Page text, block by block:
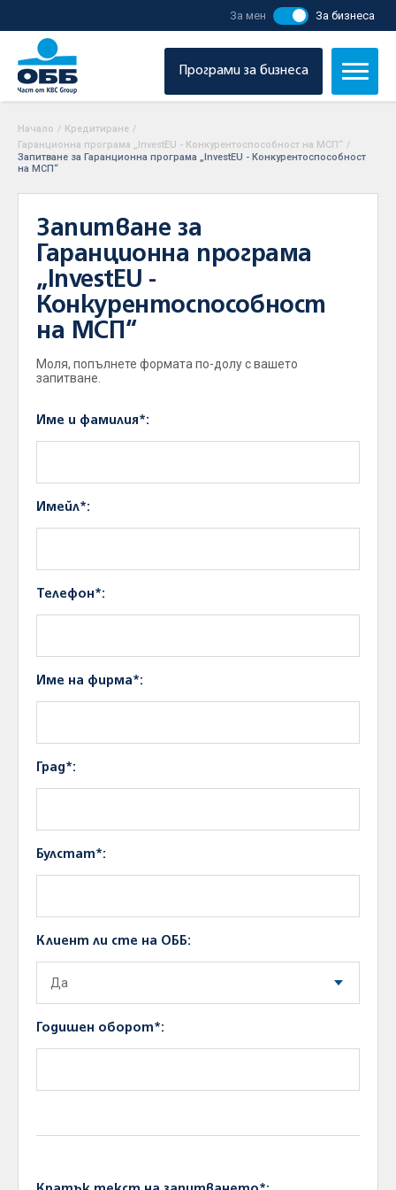
За мен За бизнеса
Програми за бизнеса
Начало / Кредитиране /
Гаранционна програма „InvestEU - Конкурентоспособност на МСП“ /
Запитване за Гаранционна програма „InvestEU - Конкурентоспособност
на МСП“
Запитване за
Гаранционна програма
„InvestEU -
Конкурентоспособност
на МСП“
Моля, попълнете формата по-долу с вашето
запитване.
Име и фамилия*:
Имейл*:
Телефон*:
Име на фирма*:
Град*:
Булстат*:
Клиент ли сте на ОББ:
Годишен оборот*: